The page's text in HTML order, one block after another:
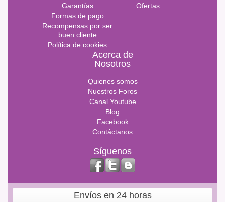
Garantías
Formas de pago
Recompensas por ser
buen cliente
Política de cookies
Ofertas
Acerca de
Nosotros
Quienes somos
Nuestros Foros
Canal Youtube
Blog
Facebook
Contáctanos
Síguenos
Envíos en 24 horas